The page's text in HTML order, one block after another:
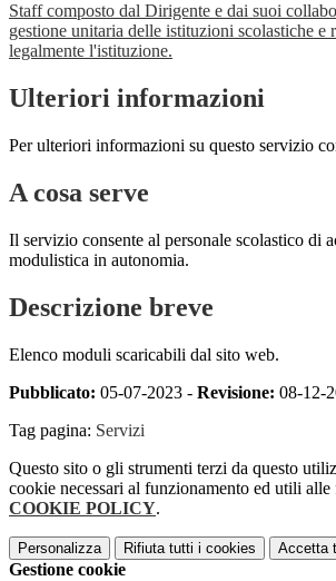
Staff composto dal Dirigente e dai suoi
gestione unitaria delle istituzioni scolastiche e
legalmente l'istituzione.
Ulteriori informazioni
Per ulteriori informazioni su questo servizio
A cosa serve
Il servizio consente al personale scolastico di
modulistica in autonomia.
Descrizione breve
Elenco moduli scaricabili dal sito web.
Pubblicato: 05-07-2023 - Revisione: 08-12-
Tag pagina: Servizi
Questo sito o gli strumenti terzi da questo
cookie necessari al funzionamento ed utili
COOKIE POLICY.
Personalizza Rifiuta tutti i cookies Accetta
Gestione cookie